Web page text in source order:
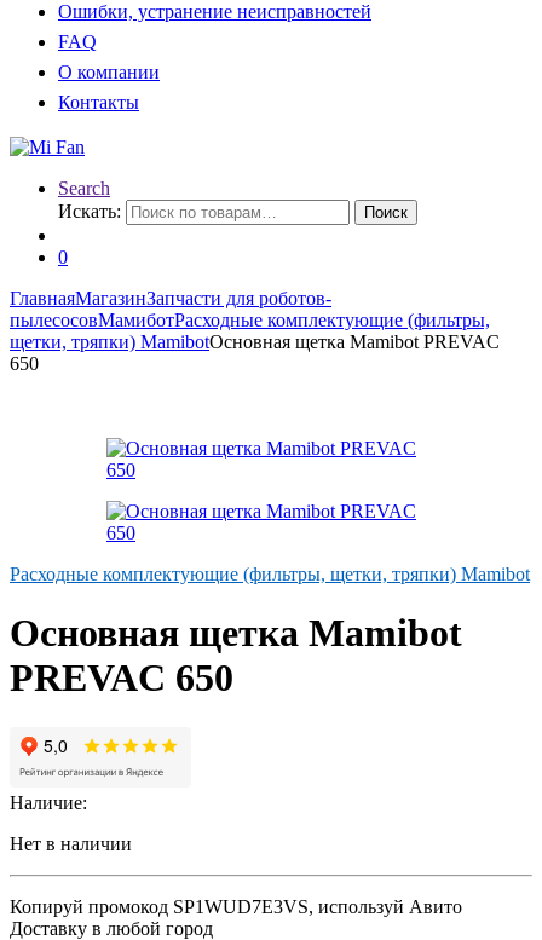
Ошибки, устранение неисправностей
FAQ
О компании
Контакты
Search
Искать:
Поиск
0
ГлавнаяМагазинЗапчасти для роботов-
пылесосовМамиботРасходные комплектующие (фильтры,
щетки, тряпки) MamibotОсновная щетка Mamibot PREVAC
650
Расходные комплектующие (фильтры, щетки, тряпки) Mamibot
Основная щетка Mamibot
PREVAC 650
Наличие:
Нет в наличии
Копируй промокод SP1WUD7E3VS, используй Авито
Доставку в любой город